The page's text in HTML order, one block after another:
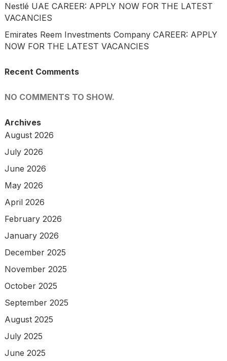
Nestlé UAE CAREER: APPLY NOW FOR THE LATEST
VACANCIES
Emirates Reem Investments Company CAREER: APPLY
NOW FOR THE LATEST VACANCIES
Recent Comments
NO COMMENTS TO SHOW.
Archives
August 2026
July 2026
June 2026
May 2026
April 2026
February 2026
January 2026
December 2025
November 2025
October 2025
September 2025
August 2025
July 2025
June 2025